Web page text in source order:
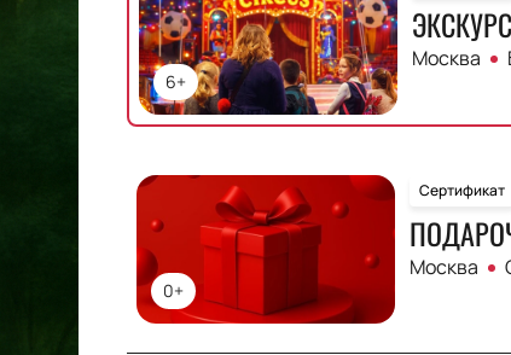
6+
Москва
0+
Сертификат
Москва